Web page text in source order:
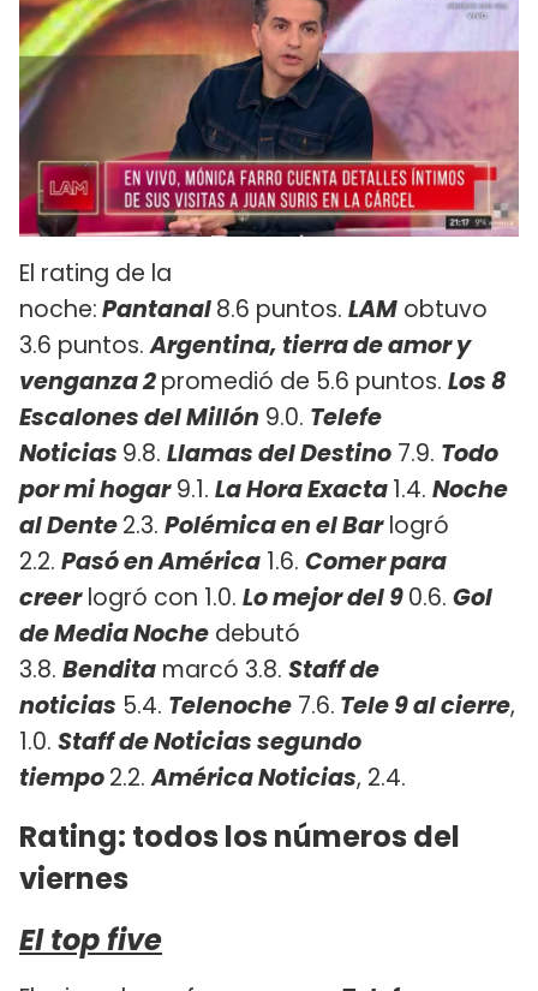
El rating de la
noche:Pantanal8.6 puntos. LAM obtuvo
3.6 puntos.Argentina, tierra de amor y
venganza 2promedió de 5.6 puntos. Los 8
Escalones del Millón 9.0. Telefe
Noticias 9.8. Llamas del Destino 7.9. Todo
por mi hogar9.1. La Hora Exacta1.4. Noche
al Dente2.3. Polémica en el Barlogró
2.2. Pasó en América 1.6. Comer para
creerlogró con 1.0. Lo mejor del 90.6. Gol
de Media Noche debutó
3.8. Bendita marcó 3.8. Staff de
noticias 5.4. Telenoche 7.6. Tele 9 al cierre,
1.0. Staff de Noticias segundo
tiempo2.2.América Noticias, 2.4.
Rating: todos los números del
viernes
El top five